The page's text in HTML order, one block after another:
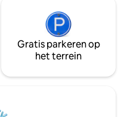
Gratis parkeren op
het terrein